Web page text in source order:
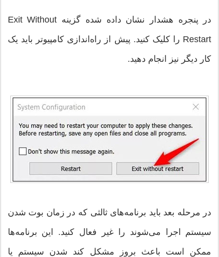
در پنجره هشدار نشان داده شده گزینه Exit Without
Restart را کلیک کنید. پیش از راه‌اندازی کامپیوتر باید یک
کار دیگر نیز انجام دهید.
در مرحله بعد باید برنامه‌های ثالثی که در زمان بوت شدن
سیستم اجرا می‌شوند را غیر فعال کنید. این برنامه‌ها
ممکن است باعث بروز مشکل کند شدن سیستم یا